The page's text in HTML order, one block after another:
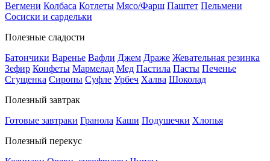
Вегмени Колбаса Котлеты Мясо/Фарш Паштет Пельмени
Сосиски и сардельки
Полезные сладости
Батончики Варенье Вафли Джем Драже Жевательная резинка
Зефир Конфеты Мармелад Мед Пастила Пасты Печенье
Сгущенка Сиропы Суфле Урбеч Халва Шоколад
Полезный завтрак
Готовые завтраки Гранола Каши Подушечки Хлопья
Полезный перекус